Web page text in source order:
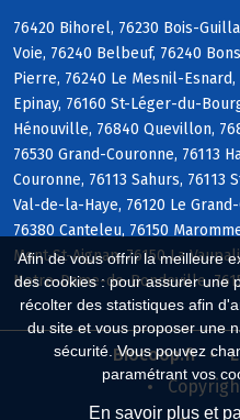
Afin de vous offrir la meilleure
des cookies : pour assurer une
récolter des statistiques afin
du site et vous proposer une
sécurité. Vous pouvez
paramétrant vos
En savoir plus et
76420 Bihorel, 76230 Bois-
Voie, 76240 Belbeuf, 76240
Pierre, 76240 Le Mesnil-
Epinay, 76160 St-Léger-du-
Hénouville, 76840 Quevillon,
76530 Grand-Couronne, 76113
Couronne, 76113 Sahurs,
Val-de-la-Haye, 76120 Le
76380 Canteleu, 76150
Mont-St-Aignan, 76150 La
Notre-Dame-de-Bondeville,
Biocoop.fr